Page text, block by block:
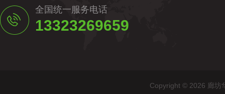
全国统一服务电话
13323269659
Copyright © 2026 廊